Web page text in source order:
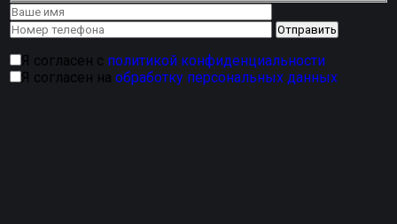
Я согласен с политикой конфиденциальности
Я согласен наобработку персональных данных